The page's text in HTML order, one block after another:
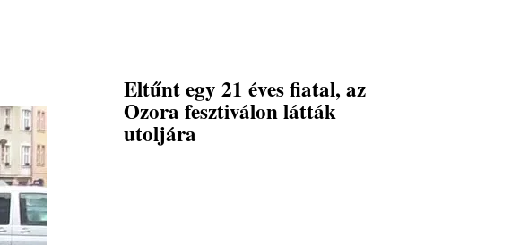
Eltűnt egy 21 éves fiatal, az
Ozora fesztiválon látták
utoljára